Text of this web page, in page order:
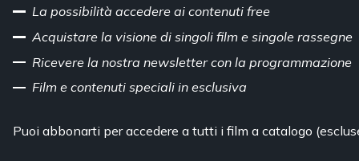
La possibilità accedere ai contenuti free
Acquistare la visione di singoli film e singole rassegne
Ricevere la nostra newsletter con la programmazione
Film e contenuti speciali in esclusiva
Puoi abbonarti per accedere a tutti i film a catalogo